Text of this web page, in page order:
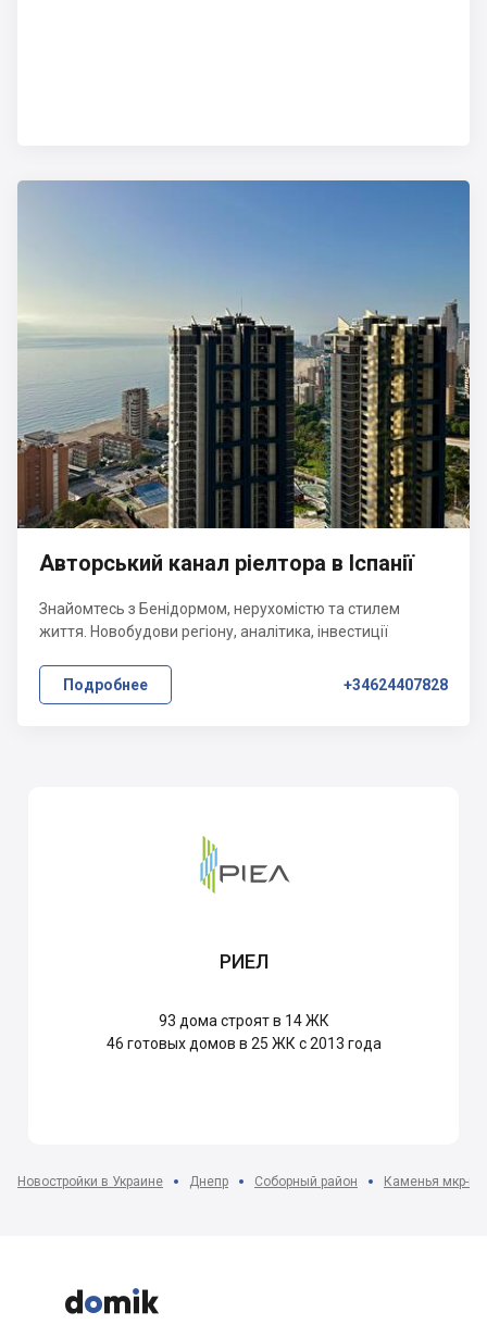
Авторський канал ріелтора в Іспанії
Знайомтесь з Бенідормом, нерухомістю та стилем
життя. Новобудови регіону, аналітика, інвестиції
Подробнее +34624407828
РИЕЛ
93 дома строят в 14 ЖК
46 готовых домов в 25 ЖК с 2013 года
Новостройки в Украине Днепр Соборный район Каменья мкр-н


